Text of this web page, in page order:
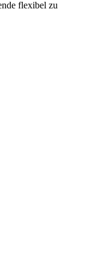
flexibel zu